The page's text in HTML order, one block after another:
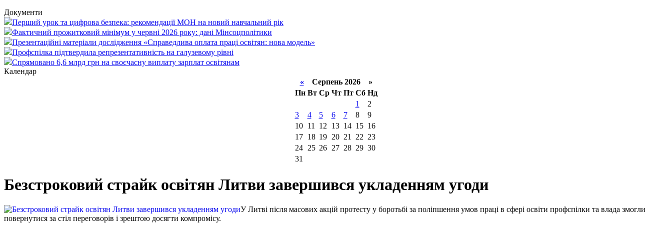
Документи
Перший урок та цифрова безпека: рекомендації МОН на новий навчальний рік
Фактичний прожитковий мінімум у червні 2026 року: дані Мінсоцполітики
Презентаційні матеріали дослідження «Справедлива оплата праці освітян: нова модель»
Профспілка підтвердила репрезентативність на галузевому рівні
Спрямовано 6,6 млрд грн на своєчасну виплату зарплат освітянам
Календар
«Серпень 2026 »
Пн Вт Ср Чт Пт Сб Нд
1
2
3
4 5 6 7 8
9
10
11 12 13 14 15 16
17
18 19 20 21 22 23
24
25 26 27 28 29 30
31
Безстроковий страйк освітян Литви завершився укладенням угоди
У Литві після масових акцій протесту у боротьбі за поліпшення умов праці в сфері освіти профспілки та влада змогли
повернутися за стіл переговорів і зрештою досягти компромісу.